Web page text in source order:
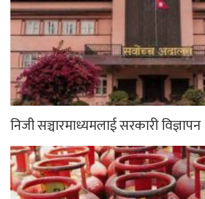
निजी सञ्चारमाध्यमलाई सरकारी विज्ञापन